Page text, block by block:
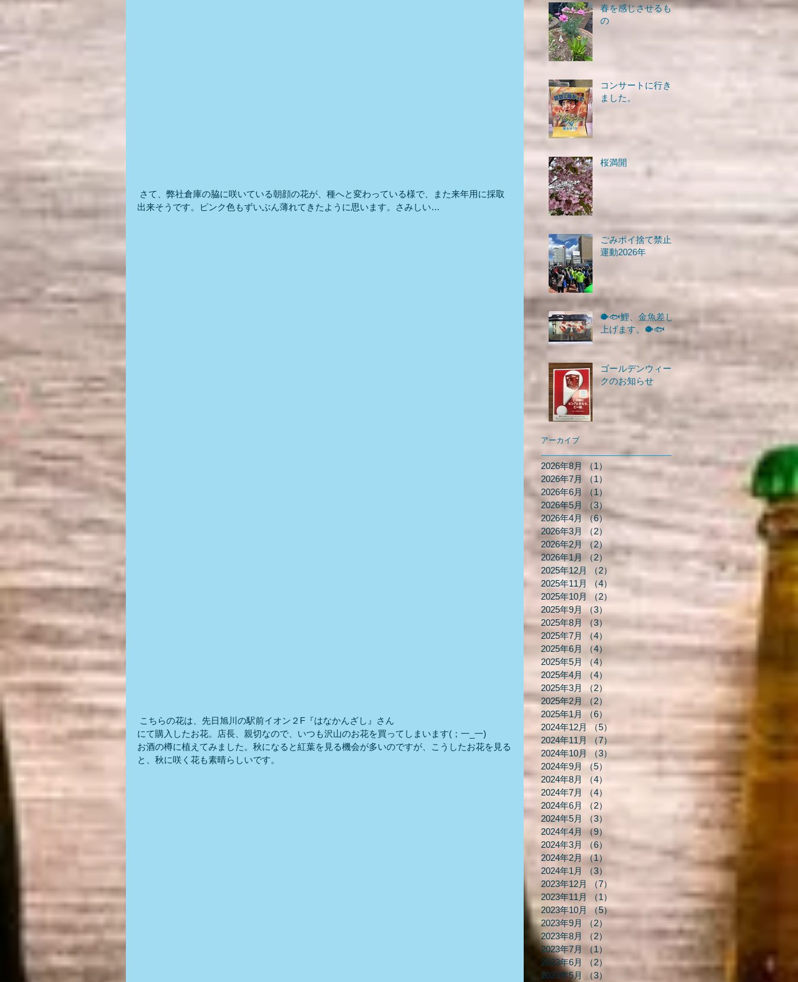
出来そうです。ピンク色もずいぶん薄れてきたように思います。さみしい…
こちらの花は、先日旭川の駅前イオン２F『はなかんざし』さん
にて購入したお花。店長、親切なので、いつも沢山のお花を買ってしまいます(；一_一)
お酒の樽に植えてみました。秋になると紅葉を見る機会が多いのですが、こうしたお花を見る
と、秋に咲く花も素晴らしいです。
春を感じさせるも
の
コンサートに行き
ました。
桜満開
ごみポイ捨て禁止
運動2026年
🐡🐟鯉、金魚差し
上げます。🐡🐟
ゴールデンウィー
クのお知らせ
アーカイブ
2026年8月 （1）
1件の記事
2026年7月
（1）
2026年6月
（1）
2026年5月
（3）
2026年4月 （6）6件の記事
2026年3月
（2）
2件の記事
2026年2月
（2）2件の記事
2026年1月
（2）
2件の記事
2025年12月
（2）
2025年11月
（4）
2025年10月
（2）
2件の記事
2025年9月
（3）
2025年8月
（3）
2025年7月
（4）
2025年6月
（4）
2025年5月
（4）
4件の記事
2025年4月
（4）
2025年3月
（2）
2025年2月
（2）
2025年1月
（6）
2024年12月
（5）
2024年11月
（7）
2024年10月
（3） 3件の記事
2024年9月
（5）
2024年8月
（4）
2024年7月
（4）
2024年6月
（2）
2024年5月
（3）
2024年4月 （9）
2024年3月
（6）
6件の記事
2024年2月 （1）
2024年1月
（3）
2023年12月
（7）
2023年11月
（1）
2023年10月 （5）5件の記事
2023年9月
（2）
2023年8月
（2）
2023年7月
（1）
1件の記事
2023年6月
（2）
2件の記事
2023年5月
（3）